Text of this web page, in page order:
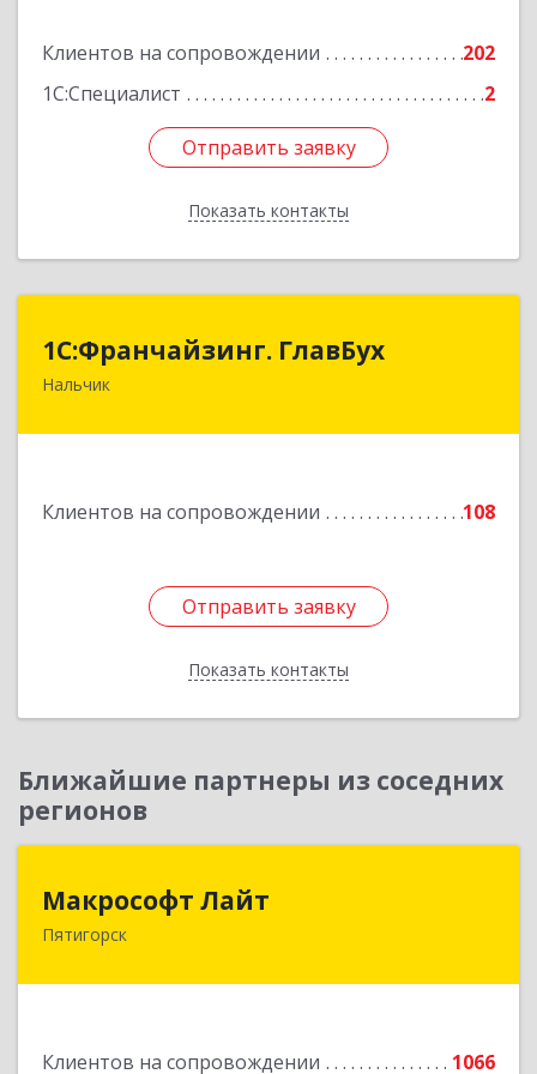
Клиентов на сопровождении
202
1С:Специалист
2
Отправить заявку
Показать контакты
Отправить заявку
Назад
1С:Франчайзинг. ГлавБух
Нальчик
Клиентов на сопровождении 108
Отправить заявку
Показать контакты
1С:Франчайзинг. ГлавБух
360000, Кабардино-Балкарская Респ, Нальчик г,
Отправить заявку
Назад
Ближайшие партнеры из соседних
регионов
Макрософт Лайт
Пятигорск
Клиентов на сопровождении 1066
357501, Ставропольский край, Пятигорск г,